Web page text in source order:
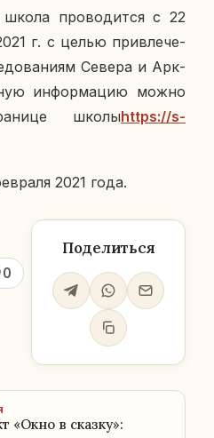
школа про­во­дит­ся с 22
г. с целью при­вле­че­
Севера и Арк­
ин­фор­ма­цию можно
школыhttps://s-
2021 года.
0
Поделиться
«Окно в сказку»: